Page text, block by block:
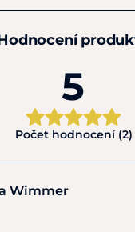
5
Počet hodnocení (2)
Wimmer